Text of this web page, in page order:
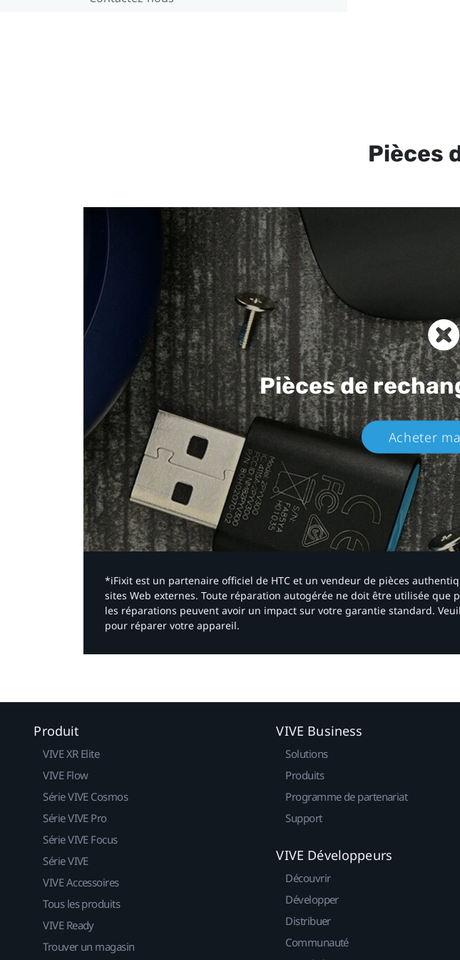
Pièces
Pièces de
Acheter
*iFixit est un partenaire officiel de HTC et un vendeur de pièces
sites Web externes. Toute réparation autogérée ne doit être utilisée
les réparations peuvent avoir un impact sur votre garantie standard.
pour réparer votre appareil.​
Produit
VIVE XR Elite
VIVE Flow
Série VIVE Cosmos
Série VIVE Pro
Série VIVE Focus
Série VIVE
VIVE Accessoires
Tous les produits
VIVE Ready
Trouver un magasin
VIVE Business
Solutions
Produits
Programme de partenariat
Support
VIVE Développeurs
Découvrir
Développer
Distribuer
Communauté